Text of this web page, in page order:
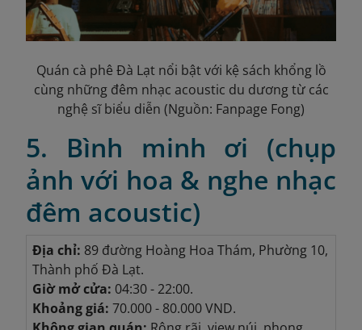
Quán cà phê Đà Lạt nổi bật với kệ sách khổng lồ
cùng những đêm nhạc acoustic du dương từ các
nghệ sĩ biểu diễn (Nguồn: Fanpage Fong)
5. Bình minh ơi (chụp
ảnh với hoa & nghe nhạc
đêm acoustic)
Địa chỉ: 89 đường Hoàng Hoa Thám, Phường 10,
Thành phố Đà Lạt.
Giờ mở cửa: 04:30 - 22:00.
Khoảng giá: 70.000 - 80.000 VND.